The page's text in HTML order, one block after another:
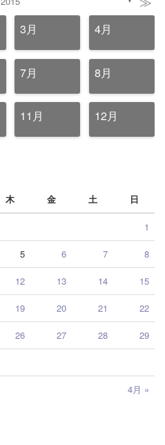
3月 4月
7月 8月
11月 12月
木 金 土 日
4月 »
1
5 6 7 8
12 13 14 15
19 20 21 22
26 27 28 29